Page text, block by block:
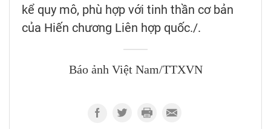
kể quy mô, phù hợp với tinh thần cơ bản
của Hiến chương Liên hợp quốc./.
Báo ảnh Việt Nam/TTXVN